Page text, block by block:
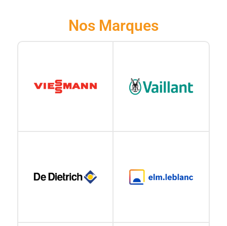
Nos Marques